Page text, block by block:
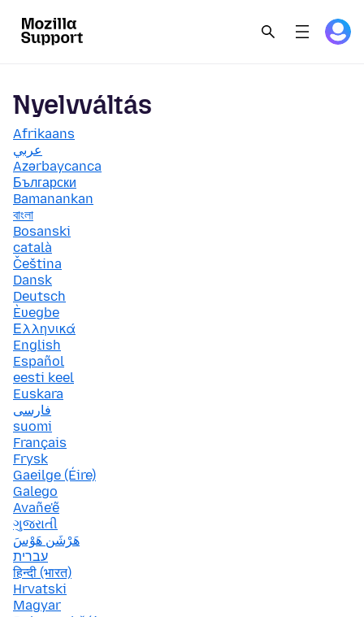
Nyelvváltás
Afrikaans
عربي
Azərbaycanca
Български
Bamanankan
বাংলা
Bosanski
català
Čeština
Dansk
Deutsch
Èʋegbe
Ελληνικά
English
Español
eesti keel
Euskara
فارسی
suomi
Français
Frysk
Gaeilge (Éire)
Galego
Avañe'ẽ
ગુજરાતી
هَرْشَن هَوْسَ
עברית
हिन्दी (भारत)
Hrvatski
Magyar